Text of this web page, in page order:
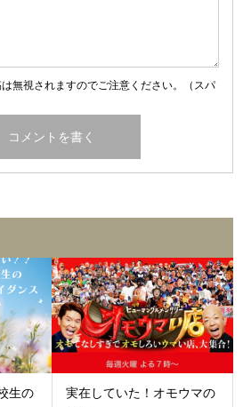
無視されますのでご注意ください。（スパ
生の
実在していた！オモウマの